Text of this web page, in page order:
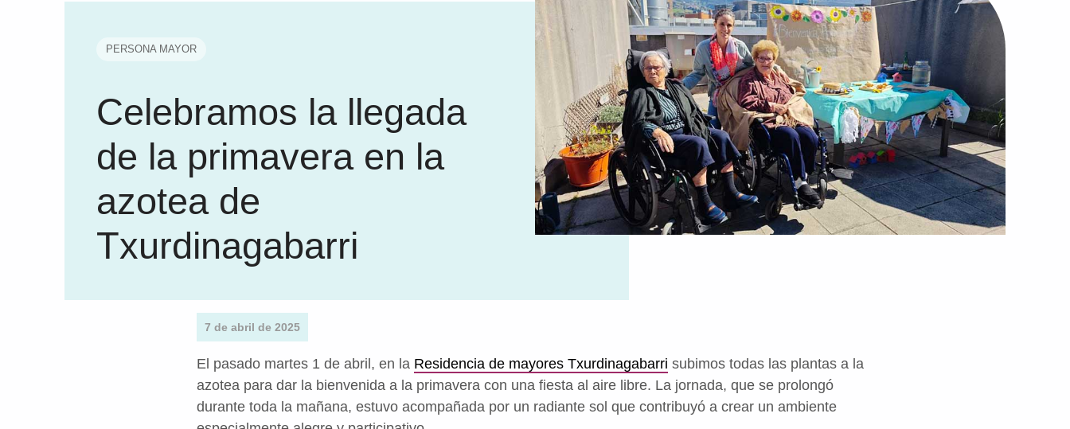
PERSONA MAYOR
Celebramos la llegada
de la primavera en la
azotea de
Txurdinagabarri
7 de abril de 2025
El pasado martes 1 de abril, en la Residencia de mayores Txurdinagabarri subimos todas las plantas a la
azotea para dar la bienvenida a la primavera con una fiesta al aire libre. La jornada, que se prolongó
durante toda la mañana, estuvo acompañada por un radiante sol que contribuyó a crear un ambiente